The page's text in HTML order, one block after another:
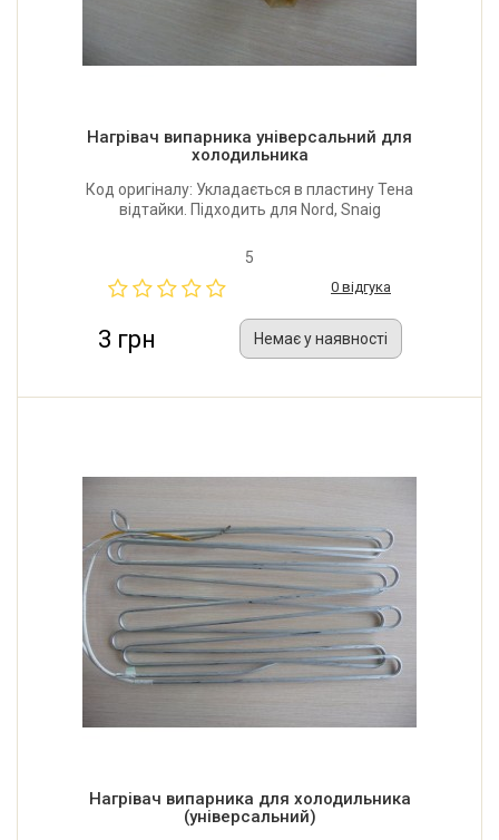
Нагрівач випарника універсальний для
холодильника
Код оригіналу: Укладається в пластину Тена
відтайки. Підходить для Nord, Snaig
5
0 відгука
3 грн Немає у наявності
Нагрівач випарника для холодильника
(універсальний)